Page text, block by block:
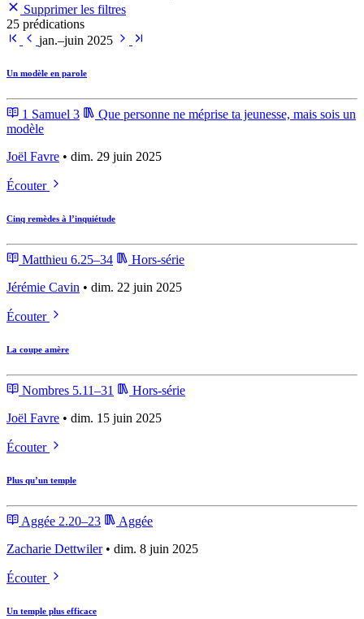
Supprimer les filtres
25 prédications
jan.–juin 2025
Un modèle en parole
1 Samuel 3
Que personne ne méprise ta jeunesse, mais sois un
modèle
Joël Favre • dim. 29 juin 2025
Écouter
Cinq remèdes à l’inquiétude
Matthieu 6.25–34
Hors-série
Jérémie Cavin • dim. 22 juin 2025
Écouter
La coupe amère
Nombres 5.11–31
Hors-série
Joël Favre • dim. 15 juin 2025
Écouter
Plus qu’un temple
Aggée 2.20–23
Aggée
Zacharie Dettwiler• dim. 8 juin 2025
Écouter
Un temple plus efficace